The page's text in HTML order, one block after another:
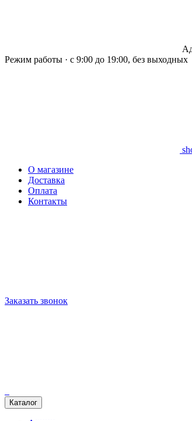
Режим работы · с 9:00 до 19:00, без выходных
О магазине
Доставка
Оплата
Контакты
Заказать звонок
Каталог